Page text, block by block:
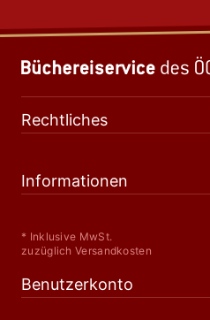
Rechtliches
Informationen
* Inklusive MwSt.
zuzüglich Versandkosten
Benutzerkonto